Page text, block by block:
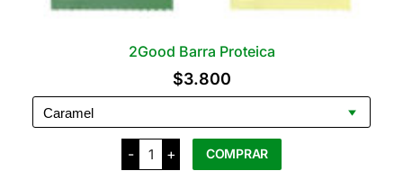
2Good Barra Proteica
$3.800
-
2Good
Barra
Proteica
+ COMPRAR